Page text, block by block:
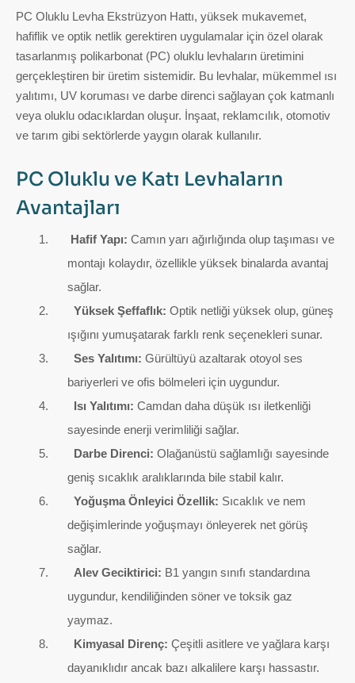
PC Oluklu Levha Ekstrüzyon Hattı, yüksek mukavemet,
hafiflik ve optik netlik gerektiren uygulamalar için özel olarak
tasarlanmış polikarbonat (PC) oluklu levhaların üretimini
gerçekleştiren bir üretim sistemidir. Bu levhalar, mükemmel ısı
yalıtımı, UV koruması ve darbe direnci sağlayan çok katmanlı
veya oluklu odacıklardan oluşur. İnşaat, reklamcılık, otomotiv
ve tarım gibi sektörlerde yaygın olarak kullanılır.
PC Oluklu ve Katı Levhaların
Avantajları
Hafif Yapı: Camın yarı ağırlığında olup taşıması ve
montajı kolaydır, özellikle yüksek binalarda avantaj
sağlar.
Yüksek Şeffaflık: Optik netliği yüksek olup, güneş
ışığını yumuşatarak farklı renk seçenekleri sunar.
Ses Yalıtımı: Gürültüyü azaltarak otoyol ses
bariyerleri ve ofis bölmeleri için uygundur.
Isı Yalıtımı: Camdan daha düşük ısı iletkenliği
sayesinde enerji verimliliği sağlar.
Darbe Direnci: Olağanüstü sağlamlığı sayesinde
geniş sıcaklık aralıklarında bile stabil kalır.
Yoğuşma Önleyici Özellik: Sıcaklık ve nem
değişimlerinde yoğuşmayı önleyerek net görüş
sağlar.
Alev Geciktirici: B1 yangın sınıfı standardına
uygundur, kendiliğinden söner ve toksik gaz
yaymaz.
Kimyasal Direnç: Çeşitli asitlere ve yağlara karşı
dayanıklıdır ancak bazı alkalilere karşı hassastır.